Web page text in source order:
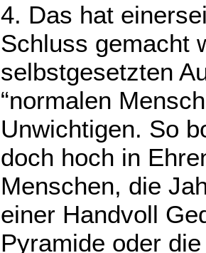
4. Das hat
Schluss gemacht
selbstgesetzten
“normalen
Unwichtigen. So
doch hoch in
Menschen, die
einer Handvoll
Pyramide oder